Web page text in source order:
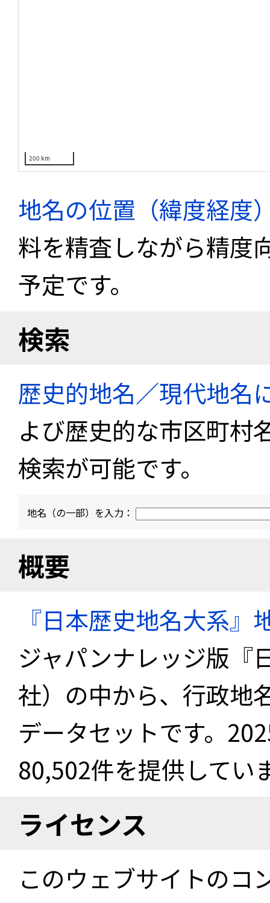
200 km
地名の位置（緯度経度
料を精査しながら精度
予定です。
検索
歴史的地名／現代地名
よび歴史的な市区町村
検索が可能です。
地名（の一部）を入力：
概要
『日本歴史地名大系
ジャパンナレッジ版『
社）の中から、行政地
データセットです。
80,502件を提供してい
ライセンス
このウェブサイトのコ